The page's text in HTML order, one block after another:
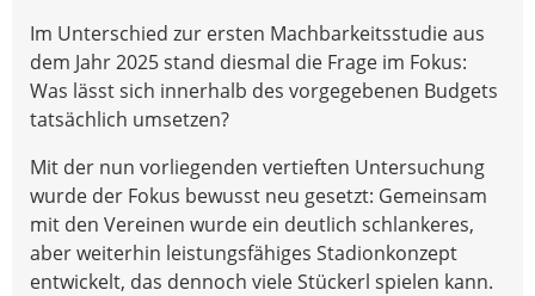
Im Unterschied zur ersten Machbarkeitsstudie aus
dem Jahr 2025 stand diesmal die Frage im Fokus:
Was lässt sich innerhalb des vorgegebenen Budgets
tatsächlich umsetzen?
Mit der nun vorliegenden vertieften Untersuchung
wurde der Fokus bewusst neu gesetzt: Gemeinsam
mit den Vereinen wurde ein deutlich schlankeres,
aber weiterhin leistungsfähiges Stadionkonzept
entwickelt, das dennoch viele Stückerl spielen kann.